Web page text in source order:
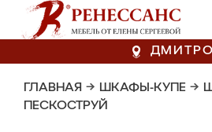
ГЛАВНАЯ → ШКАФЫ-КУПЕ →
ПЕСКОСТРУЙ